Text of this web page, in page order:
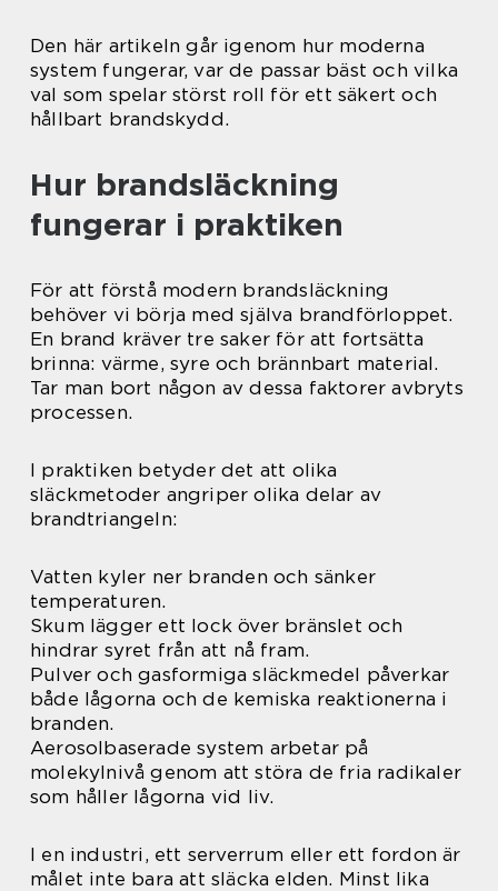
Den här artikeln går igenom hur moderna
system fungerar, var de passar bäst och vilka
val som spelar störst roll för ett säkert och
hållbart brandskydd.
Hur brandsläckning
fungerar i praktiken
För att förstå modern brandsläckning
behöver vi börja med själva brandförloppet.
En brand kräver tre saker för att fortsätta
brinna: värme, syre och brännbart material.
Tar man bort någon av dessa faktorer avbryts
processen.
I praktiken betyder det att olika
släckmetoder angriper olika delar av
brandtriangeln:
Vatten kyler ner branden och sänker
temperaturen.
Skum lägger ett lock över bränslet och
hindrar syret från att nå fram.
Pulver och gasformiga släckmedel påverkar
både lågorna och de kemiska reaktionerna i
branden.
Aerosolbaserade system arbetar på
molekylnivå genom att störa de fria radikaler
som håller lågorna vid liv.
I en industri, ett serverrum eller ett fordon är
målet inte bara att släcka elden. Minst lika